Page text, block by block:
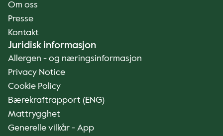
Om oss
Presse
Kontakt
Juridisk informasjon
Allergen - og næringsinformasjon
Privacy Notice
Cookie Policy
Bærekraftrapport (ENG)
Mattrygghet
Generelle vilkår - App